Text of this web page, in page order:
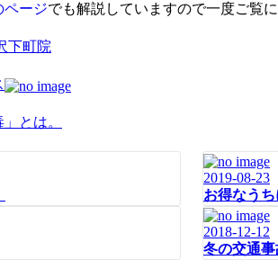
ページでも解説していますので一度ご覧
下町院
とは。
2019-08-23
お得なうち
2018-12-12
冬の交通事